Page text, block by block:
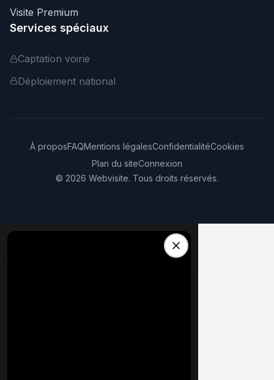
Visite Premium
Services spéciaux
Captation voirie
Déploiement national
© 2026 Webvisite. Tous droits réservés.
À proposFAQMentions légalesConfidentialitéCookies
Plan du siteConnexion